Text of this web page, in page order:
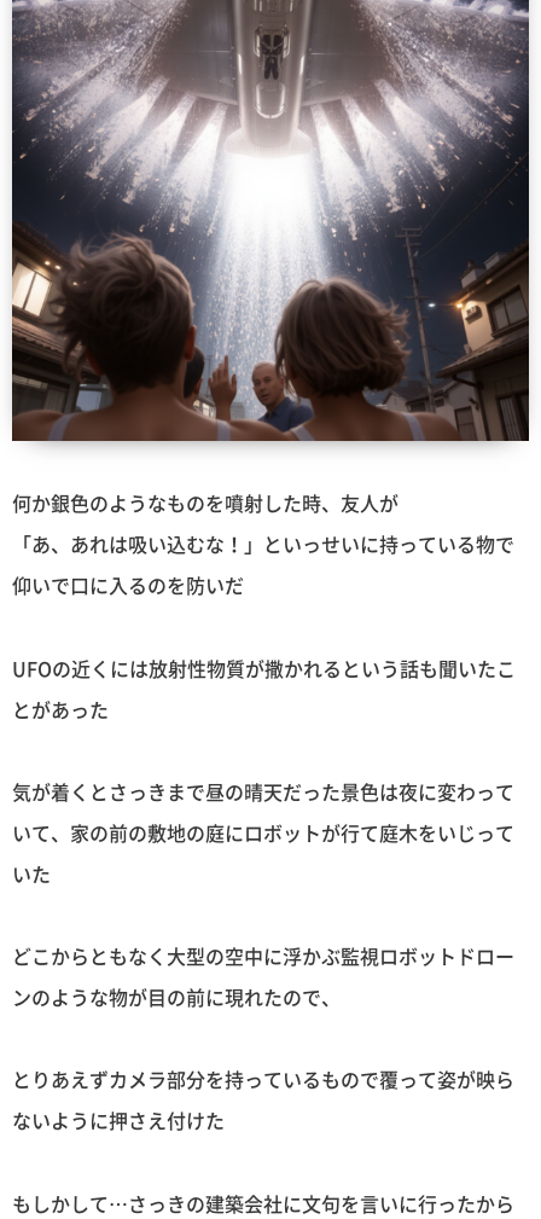
何か銀色のようなものを噴射した時、友人が
「あ、あれは吸い込むな！」といっせいに持っている物で
仰いで口に入るのを防いだ
UFOの近くには放射性物質が撒かれるという話も聞いたこ
とがあった
気が着くとさっきまで昼の晴天だった景色は夜に変わって
いて、家の前の敷地の庭にロボットが行て庭木をいじって
いた
どこからともなく大型の空中に浮かぶ監視ロボットドロー
ンのような物が目の前に現れたので、
とりあえずカメラ部分を持っているもので覆って姿が映ら
ないように押さえ付けた
もしかして…さっきの建築会社に文句を言いに行ったから